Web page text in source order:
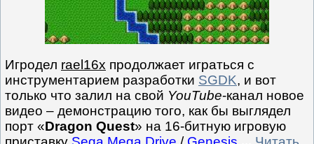
Игродел rael16x продолжает играться с
инструментарием разработки SGDK, и вот
только что залил на свой YouTube-канал новое
видео – демонстрацию того, как бы выглядел
порт «Dragon Quest» на 16-битную игровую